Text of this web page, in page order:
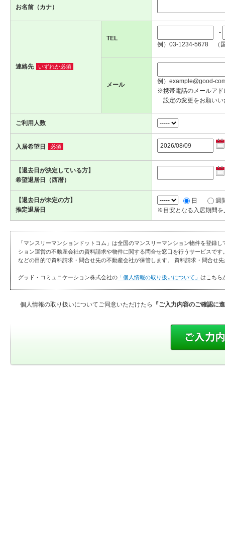
お名前（カナ）
連絡先 いずれか必須
TEL
-
例）03-1234-5678 （
メール
例）example@good-
※携帯電話のメールアド
設定の変更をお願いい
ご利用人数
入居希望日 必須
【退去日が決定している方】
希望退居日（西暦）
【退去日が未定の方】
推定退居日
日
週
※目安となる入居期間を
「マンスリーマンションドットコム」は全国のマンスリーマンション物件を登録
ション運営の不動産会社の資料請求や物件に関する問合せ窓口を行うサービスで
などの目的で資料請求・問合せ先の不動産会社が保管します。 資料請求・問合せ
グッド・コミュニケーション株式会社の 「個人情報の取り扱いについて」 はこちら
個人情報の取り扱いについてご同意いただけたら 『ご入力内容のご確認に